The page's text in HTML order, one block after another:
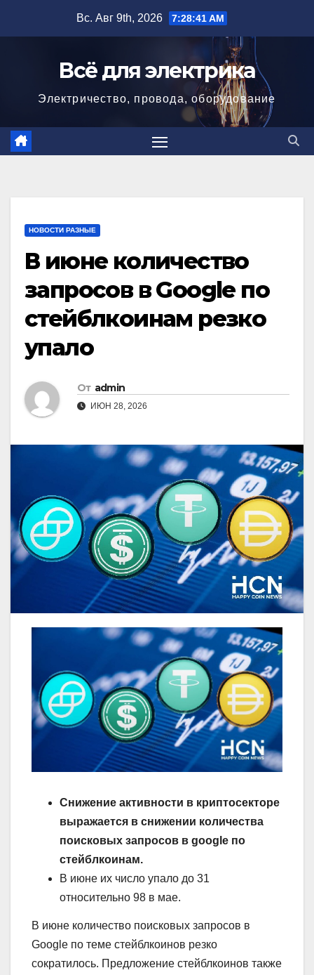
Вс. Авг 9th, 2026 7:28:42 AM
Всё для электрика
Электричество, провода, оборудование
НОВОСТИ РАЗНЫЕ
В июне количество
запросов в Google по
стейблкоинам резко
упало
От admin
ИЮН 28, 2026
Снижение активности в криптосекторе
выражается в снижении количества
поисковых запросов в google по
стейблкоинам.
В июне их число упало до 31
относительно 98 в мае.
В июне количество поисковых запросов в
Google по теме стейблкоинов резко
сократилось. Предложение стейблкоинов также